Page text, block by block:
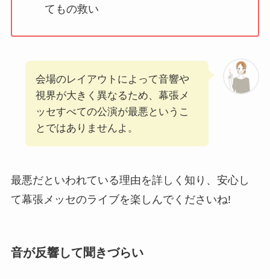
てもの救い
会場のレイアウトによって音響や
視界が大きく異なるため、幕張メ
ッセすべての公演が最悪というこ
とではありませんよ。
最悪だといわれている理由を詳しく知り、安心し
て幕張メッセのライブを楽しんでくださいね!
音が反響して聞きづらい